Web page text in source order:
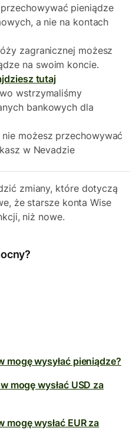
pieniądze
a nie na kontach
zagranicznej możesz
na swoim koncie.
tutaj
wstrzymaliśmy
bankowych dla
możesz przechowywać
w Nevadzie
zmiany, które dotyczą
że starsze konta Wise
niż nowe.
wysyłać pieniądze?
mogę wysłać USD za
wysłać EUR za